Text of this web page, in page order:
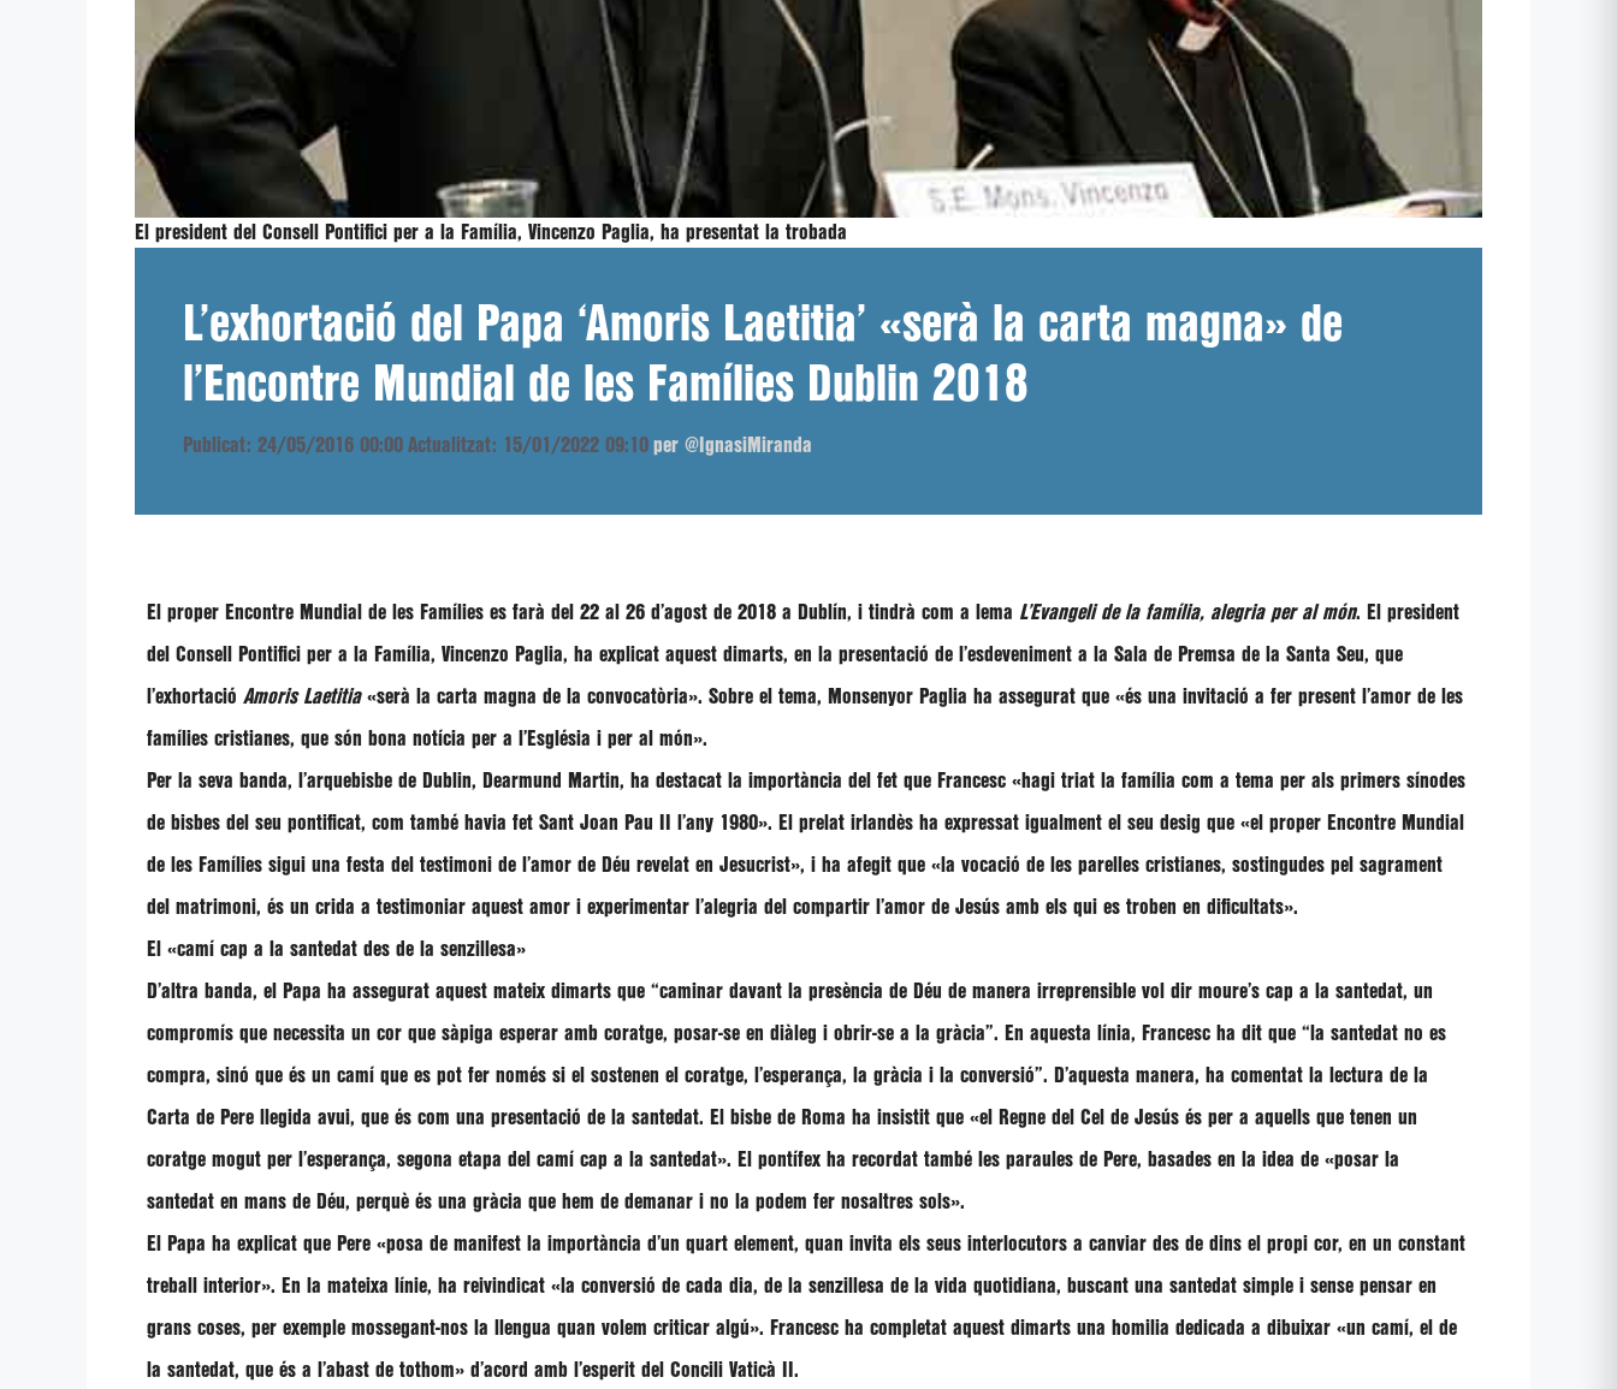
El president del Consell Pontifici per a la Família, Vincenzo Paglia, ha presentat la trobada
L’exhortació del Papa ‘Amoris Laetitia’ «serà la carta magna» de
l’Encontre Mundial de les Famílies Dublin 2018
Publicat: 24/05/2016 00:00 Actualitzat: 15/01/2022 09:10 per @IgnasiMiranda
El proper Encontre Mundial de les Famílies es farà del 22 al 26 d’agost de 2018 a Dublín, i tindrà com a lema L’Evangeli de la família, alegria per al món. El president
del Consell Pontifici per a la Família, Vincenzo Paglia, ha explicat aquest dimarts, en la presentació de l’esdeveniment a la Sala de Premsa de la Santa Seu, que
l’exhortació Amoris Laetitia «serà la carta magna de la convocatòria». Sobre el tema, Monsenyor Paglia ha assegurat que «és una invitació a fer present l’amor de les
famílies cristianes, que són bona notícia per a l’Església i per al món».
Per la seva banda, l’arquebisbe de Dublin, Dearmund Martin, ha destacat la importància del fet que Francesc «hagi triat la família com a tema per als primers sínodes
de bisbes del seu pontificat, com també havia fet Sant Joan Pau II l’any 1980». El prelat irlandès ha expressat igualment el seu desig que «el proper Encontre Mundial
de les Famílies sigui una festa del testimoni de l’amor de Déu revelat en Jesucrist», i ha afegit que «la vocació de les parelles cristianes, sostingudes pel sagrament
del matrimoni, és un crida a testimoniar aquest amor i experimentar l’alegria del compartir l’amor de Jesús amb els qui es troben en dificultats».
El «camí cap a la santedat des de la senzillesa»
D’altra banda, el Papa ha assegurat aquest mateix dimarts que “caminar davant la presència de Déu de manera irreprensible vol dir moure’s cap a la santedat, un
compromís que necessita un cor que sàpiga esperar amb coratge, posar-se en diàleg i obrir-se a la gràcia”. En aquesta línia, Francesc ha dit que “la santedat no es
compra, sinó que és un camí que es pot fer només si el sostenen el coratge, l’esperança, la gràcia i la conversió”. D’aquesta manera, ha comentat la lectura de la
Carta de Pere llegida avui, que és com una presentació de la santedat. El bisbe de Roma ha insistit que «el Regne del Cel de Jesús és per a aquells que tenen un
coratge mogut per l’esperança, segona etapa del camí cap a la santedat». El pontífex ha recordat també les paraules de Pere, basades en la idea de «posar la
santedat en mans de Déu, perquè és una gràcia que hem de demanar i no la podem fer nosaltres sols».
El Papa ha explicat que Pere «posa de manifest la importància d’un quart element, quan invita els seus interlocutors a canviar des de dins el propi cor, en un constant
treball interior». En la mateixa línie, ha reivindicat «la conversió de cada dia, de la senzillesa de la vida quotidiana, buscant una santedat simple i sense pensar en
grans coses, per exemple mossegant-nos la llengua quan volem criticar algú». Francesc ha completat aquest dimarts una homilia dedicada a dibuixar «un camí, el de
la santedat, que és a l’abast de tothom» d’acord amb l’esperit del Concili Vaticà II.